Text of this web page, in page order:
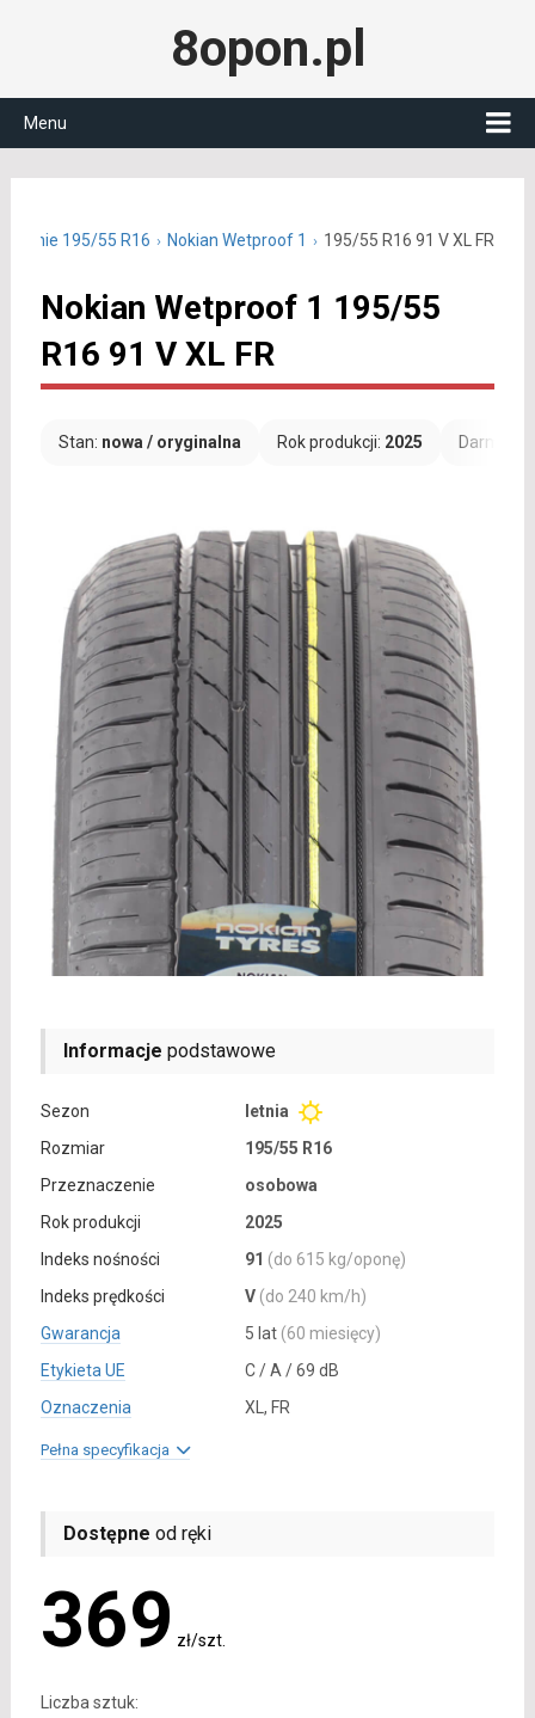
8opon.pl
Menu
letnie 195/55 R16 Nokian Wetproof 1 195/55 R16 91 V XL FR
Nokian Wetproof 1 195/55
R16 91 V XL FR
Stan: nowa / oryginalna Rok produkcji: 2025
Informacje podstawowe
Sezon
letnia
Rozmiar
195/55 R16
Przeznaczenie
osobowa
Rok produkcji
2025
Indeks nośności
91 (do 615 kg/oponę)
Indeks prędkości
V (do 240 km/h)
Gwarancja
5 lat (60 miesięcy)
Etykieta UE
C / A / 69 dB
Oznaczenia
XL, FR
Pełna specyfikacja
Dostępne od ręki
369 zł/szt.
Liczba sztuk: